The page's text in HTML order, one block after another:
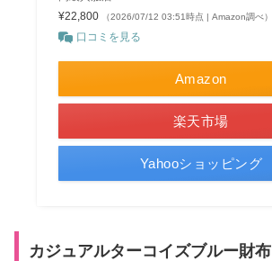
¥22,800
（2026/07/12 03:51時点 | Amazon調べ）
口コミを見る
Amazon
楽天市場
Yahooショッピング
カジュアルターコイズブルー財布